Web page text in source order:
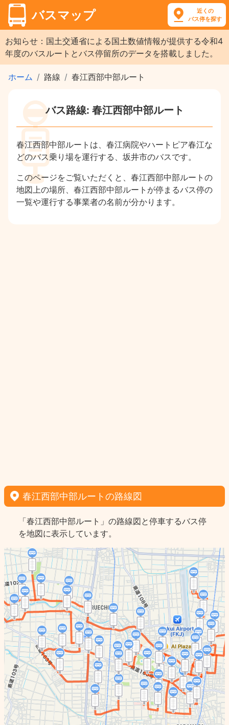
バスマップ
近くの
バス停を探す
お知らせ：国土交通省による国土数値情報が提供する令和4
年度のバスルートとバス停留所のデータを搭載しました。
ホーム 路線 春江西部中部ルート
バス路線: 春江西部中部ルート
春江西部中部ルートは、春江病院やハートピア春江な
どのバス乗り場を運行する、坂井市のバスです。
このページをご覧いただくと、春江西部中部ルートの
地図上の場所、春江西部中部ルートが停まるバス停の
一覧や運行する事業者の名前が分かります。
春江西部中部ルートの路線図
「春江西部中部ルート」の路線図と停車するバス停
を地図に表示しています。